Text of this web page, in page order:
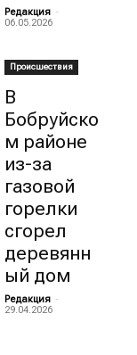
Редакция -
06.05.2026
Происшествия
В
Бобруйско
м районе
из-за
газовой
горелки
сгорел
деревянн
ый дом
Редакция -
29.04.2026